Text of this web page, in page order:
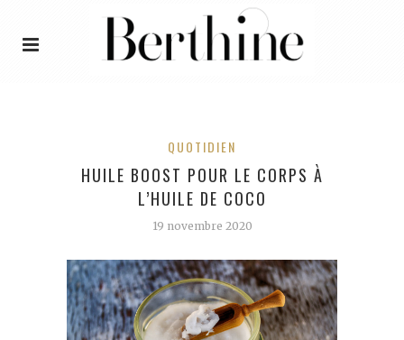
QUOTIDIEN
HUILE BOOST POUR LE CORPS À
L’HUILE DE COCO
19 novembre 2020